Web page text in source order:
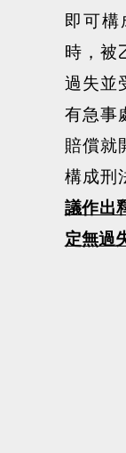
即可構
時，被
過失並
有急事
賠償就
構成刑
議作出
定無過